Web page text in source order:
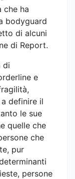
che ha
bodyguard
di alcuni
di Report.
di
e
definire il
le sue
quelle che
che
pur
persone